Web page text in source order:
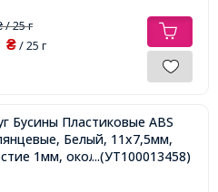
/ 25 г
₴/ 25 г
Бусины Пластиковые ABS
Белый, 11х7,5мм,
1мм, около 70шт/25г,
...(УТ100013458)